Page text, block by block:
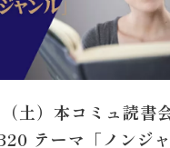
土）本コミュ読書会
スメの映画をみんなで